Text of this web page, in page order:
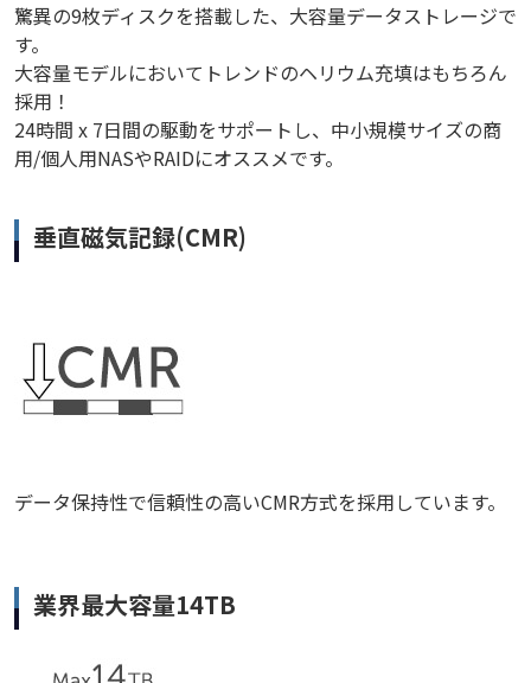
驚異の9枚ディスクを搭載した、大容量データストレージで
す。
大容量モデルにおいてトレンドのヘリウム充填はもちろん
採用！
24時間 x 7日間の駆動をサポートし、中小規模サイズの商
用/個人用NASやRAIDにオススメです。
垂直磁気記録(CMR)
データ保持性で信頼性の高いCMR方式を採用しています。
業界最大容量14TB